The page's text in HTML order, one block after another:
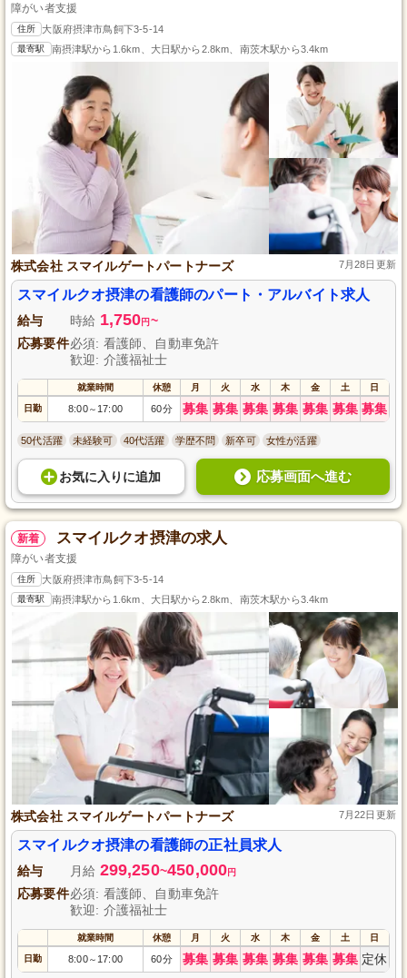
障がい者支援
住所 大阪府摂津市鳥飼下3-5-14
最寄駅 南摂津駅から1.6km、大日駅から2.8km、南茨木駅から3.4km
株式会社 スマイルゲートパートナーズ 7月28日更新
スマイルクオ摂津の看護師のパート・アルバイト求人
給与 時給 1,750円 ~
応募要件必須: 看護師、自動車免許
歓迎: 介護福祉士
就業時間 休憩 月 火 水 木 金 土 日
日勤 8:00～ 17:00 60分 募集 募集 募集 募集 募集 募集 募集
50代活躍 未経験可 40代活躍 学歴不問 新卒可 女性が活躍
お気に入り に追加 応募画面へ進む
新着 スマイルクオ摂津の求人
障がい者支援
住所 大阪府摂津市鳥飼下3-5-14
最寄駅 南摂津駅から1.6km、大日駅から2.8km、南茨木駅から3.4km
株式会社 スマイルゲートパートナーズ 7月22日更新
スマイルクオ摂津の看護師の正社員求人
給与 月給 299,250~450,000円
応募要件必須: 看護師、自動車免許
歓迎: 介護福祉士
就業時間 休憩 月 火 水 木 金 土 日
日勤 8:00～ 17:00 60分 募集 募集 募集 募集 募集 募集 定休